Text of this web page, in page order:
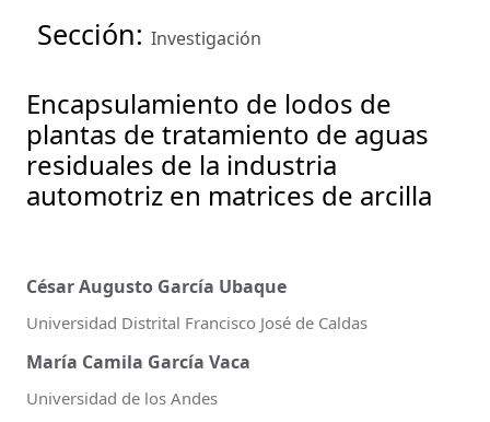
Sección: Investigación
Encapsulamiento de lodos de
plantas de tratamiento de aguas
residuales de la industria
automotriz en matrices de arcilla
César Augusto García Ubaque
Universidad Distrital Francisco José de Caldas
María Camila García Vaca
Universidad de los Andes